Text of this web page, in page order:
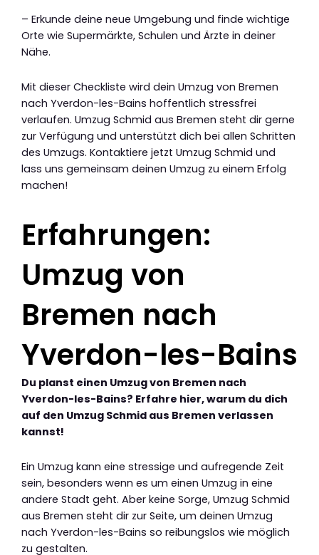
– Erkunde deine neue Umgebung und finde wichtige
Orte wie Supermärkte, Schulen und Ärzte in deiner
Nähe.
Mit dieser Checkliste wird dein Umzug von Bremen
nach Yverdon-les-Bains hoffentlich stressfrei
verlaufen. Umzug Schmid aus Bremen steht dir gerne
zur Verfügung und unterstützt dich bei allen Schritten
des Umzugs. Kontaktiere jetzt Umzug Schmid und
lass uns gemeinsam deinen Umzug zu einem Erfolg
machen!
Erfahrungen:
Umzug von
Bremen nach
Yverdon-les-Bains
Du planst einen Umzug von Bremen nach
Yverdon-les-Bains? Erfahre hier, warum du dich
auf den Umzug Schmid aus Bremen verlassen
kannst!
Ein Umzug kann eine stressige und aufregende Zeit
sein, besonders wenn es um einen Umzug in eine
andere Stadt geht. Aber keine Sorge, Umzug Schmid
aus Bremen steht dir zur Seite, um deinen Umzug
nach Yverdon-les-Bains so reibungslos wie möglich
zu gestalten.